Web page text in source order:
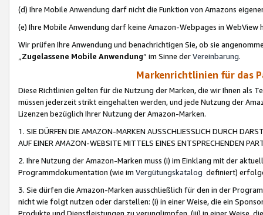
(d) Ihre Mobile Anwendung darf nicht die Funktion von Amazons
(e) Ihre Mobile Anwendung darf keine Amazon-Webpages in WebView
Wir prüfen Ihre Anwendung und benachrichtigen Sie, ob sie
„Zugelassene Mobile Anwendung“ im Sinne derVereinbarung.
Markenrichtlinien für das
Diese Richtlinien gelten für die Nutzung der Marken, die wir Ihnen als
müssen jederzeit strikt eingehalten werden, und jede Nutzung der
Lizenzen bezüglich Ihrer Nutzung der Amazon-Marken.
1. SIE DÜRFEN DIE AMAZON-MARKEN AUSSCHLIESSLICH DURCH
AUF EINER AMAZON-WEBSITE MITTELS EINES ENTSPRECHENDEN
2. Ihre Nutzung der Amazon-Marken muss (i) im Einklang mit der
Programmdokumentation (wie im Vergütungskatalog definiert)
3. Sie dürfen die Amazon-Marken ausschließlich für den in der
nicht wie folgt nutzen oder darstellen: (i) in einer Weise, die ein
Produkte und Dienstleistungen zu verunglimpfen, (iii) in einer Weise,